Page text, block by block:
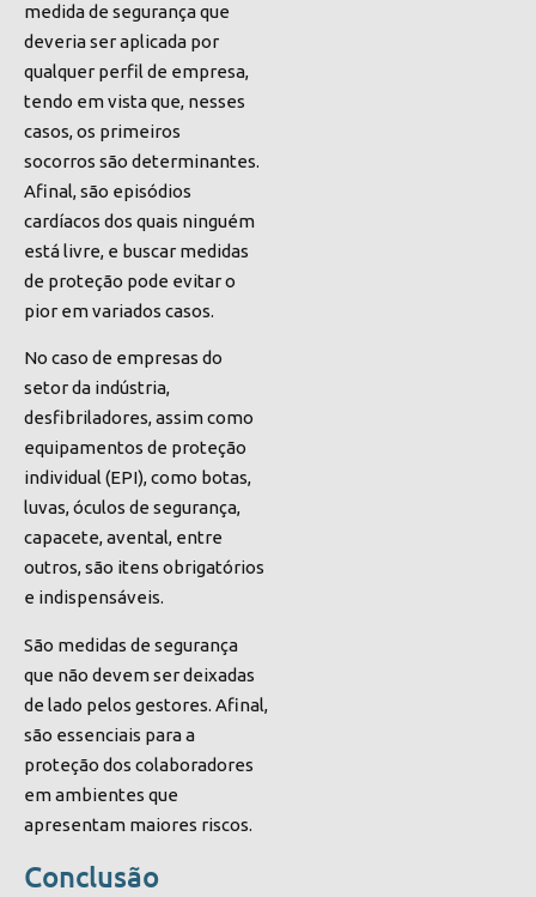
medida de segurança que
deveria ser aplicada por
qualquer perfil de empresa,
tendo em vista que, nesses
casos, os primeiros
socorros são determinantes.
Afinal, são episódios
cardíacos dos quais ninguém
está livre, e buscar medidas
de proteção pode evitar o
pior em variados casos.
No caso de empresas do
setor da indústria,
desfibriladores, assim como
equipamentos de proteção
individual (EPI), como botas,
luvas, óculos de segurança,
capacete, avental, entre
outros, são itens obrigatórios
e indispensáveis.
São medidas de segurança
que não devem ser deixadas
de lado pelos gestores. Afinal,
são essenciais para a
proteção dos colaboradores
em ambientes que
apresentam maiores riscos.
Conclusão